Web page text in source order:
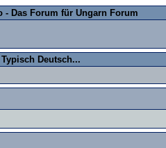
- Das Forum für Ungarn Forum
Deutsch...